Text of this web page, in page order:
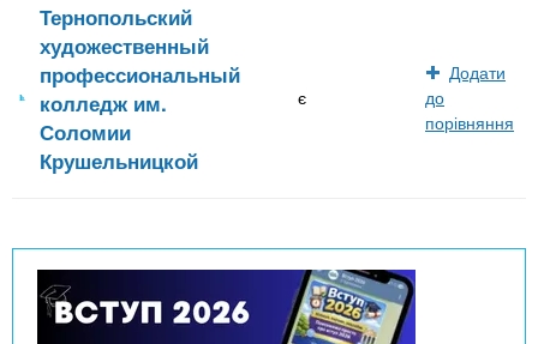
Тернопольский
художественный
профессиональный
колледж им.
Соломии
Крушельницкой
є
Додати
до
порівняння